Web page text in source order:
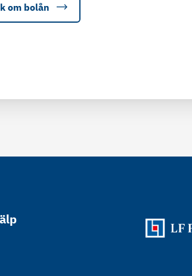
om bolån